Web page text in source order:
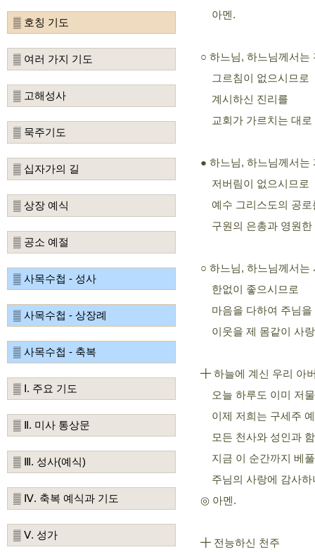
▒ 호칭 기도
▒ 여러 가지 기도
▒ 고해성사
▒ 묵주기도
▒ 십자가의 길
▒ 상장 예식
▒ 공소 예절
▒ 사목수첩 - 성사
▒ 사목수첩 - 상장례
▒ 사목수첩 - 축복
▒ Ⅰ. 주요 기도
▒ Ⅱ. 미사 통상문
▒ Ⅲ. 성사(예식)
▒ Ⅳ. 축복 예식과 기도
▒ Ⅴ. 성가
아멘.
○ 하느님, 하느님께서는
그르침이 없으시므로
계시하신 진리를
교회가 가르치는 대로
● 하느님, 하느님께서는
저버림이 없으시므로
예수 그리스도의 공로
구원의 은총과 영원한
○ 하느님, 하느님께서는
한없이 좋으시므로
마음을 다하여 주님을
이웃을 제 몸같이 사
╋ 하늘에 계신 우리 아
오늘 하루도 이미 저
이제 저희는 구세주
모든 천사와 성인과
지금 이 순간까지 베
주님의 사랑에 감사하
◎ 아멘.
╋ 전능하신 천주